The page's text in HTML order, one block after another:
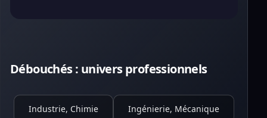
Débouchés : univers professionnels
Industrie, Chimie Ingénierie, Mécanique